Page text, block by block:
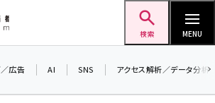
検索 MENU
／広告 AI SNS アクセス解析／データ分析